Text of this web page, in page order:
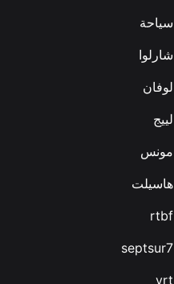
سياحة
شارلوا
لوفان
لييج
مونس
هاسيلت
rtbf
septsur7
vrt